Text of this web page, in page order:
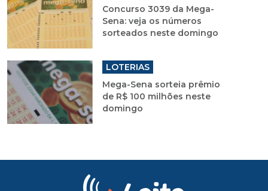
Concurso 3039 da Mega-
Sena: veja os números
sorteados neste domingo
LOTERIAS
Mega-Sena sorteia prêmio
de R$ 100 milhões neste
domingo